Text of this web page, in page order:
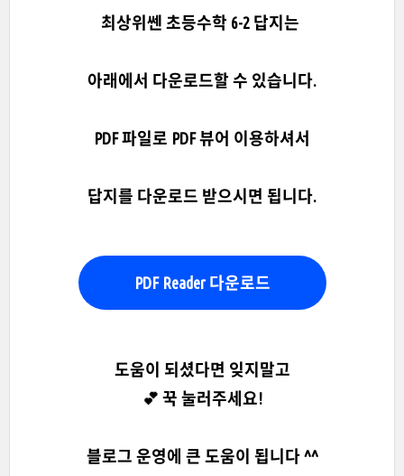
최상위쎈 초등수학 6-2 답지는
아래에서 다운로드할 수 있습니다.
PDF 파일로 PDF 뷰어 이용하셔서
답지를 다운로드 받으시면 됩니다.
PDF Reader 다운로드
도움이 되셨다면 잊지말고
💕 꾹 눌러주세요!
블로그 운영에 큰 도움이 됩니다 ^^